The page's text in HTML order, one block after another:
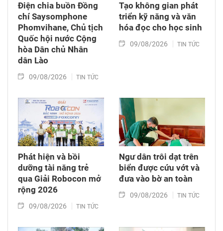
Điện chia buồn Đồng
chí Saysomphone
Phomvihane, Chủ tịch
Quốc hội nước Cộng
hòa Dân chủ Nhân
dân Lào
09/08/2026 TIN TỨC
Tạo không gian phát
triển kỹ năng và văn
hóa đọc cho học sinh
09/08/2026 TIN TỨC
Phát hiện và bồi
dưỡng tài năng trẻ
qua Giải Robocon mở
rộng 2026
09/08/2026 TIN TỨC
Ngư dân trôi dạt trên
biển được cứu vớt và
đưa vào bờ an toàn
09/08/2026 TIN TỨC